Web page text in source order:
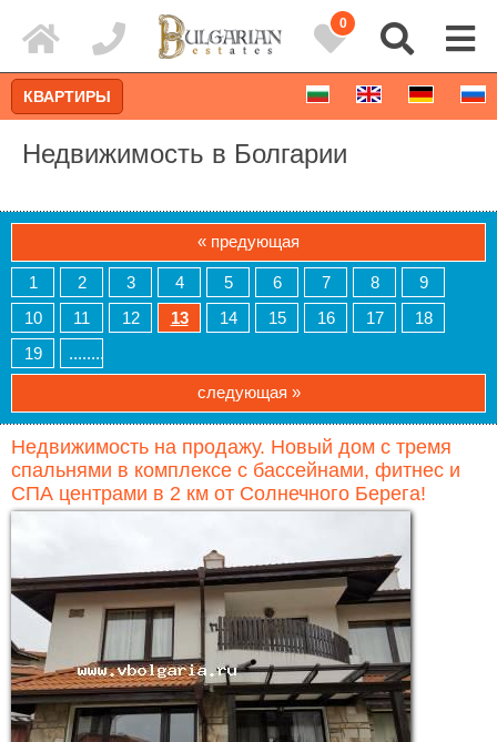
0
Расширенный поиск
КВАРТИРЫ
Недвижимость в Болгарии
« предующая
1 2 3 4 5 6 7 8
9
10
11 12 13 14 15 16 17
18
19
........
следующая »
Недвижимость на продажу. Новый дом с тремя
спальнями в комплексе с бассейнами, фитнес и
СПА центрами в 2 км от Солнечного Берега!